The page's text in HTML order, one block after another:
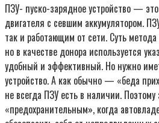
ПЗУ- пуско-зарядное устройство —
двигателя с севшим аккумулятором.
так и работающим от сети. Суть
но в качестве донора используется
удобный и эффективный. Но нужно
устройство. А как обычно — «беда
не всегда ПЗУ есть в наличии.
«предохранительным», когда